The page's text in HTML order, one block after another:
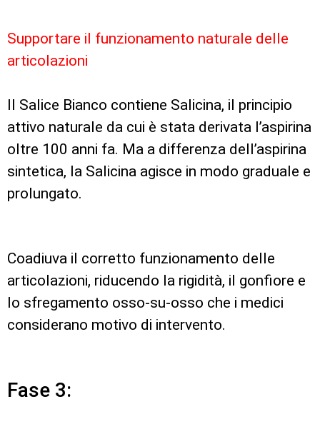
Supportare il funzionamento naturale delle
articolazioni
Il Salice Bianco contiene Salicina, il principio
attivo naturale da cui è stata derivata l’aspirina
oltre 100 anni fa. Ma a differenza dell’aspirina
sintetica, la Salicina agisce in modo graduale e
prolungato.
Coadiuva il corretto funzionamento delle
articolazioni, riducendo la rigidità, il gonfiore e
lo sfregamento osso-su-osso che i medici
considerano motivo di intervento.
Fase 3: